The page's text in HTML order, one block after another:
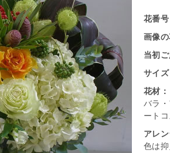
花番号
画像の
当初ご
サイズ
花材：
バラ
ート
アレン
色は